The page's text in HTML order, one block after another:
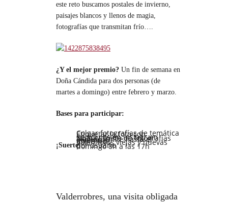
este reto buscamos postales de invierno,
paisajes blancos y llenos de magia,
fotografías que transmitan frío….
¿Y el mejor premio? Un fin de semana en
Doña Cándida para dos personas (de
martes a domingo) entre febrero y marzo.
Bases para participar:
Colgar fotografías de temática
invernal.
Seguirnos en Instagram
Etiquetar la foto con
#hiverndc
No hay límite de fotografías
por usuario
Valen fotos viejas y nuevas
Tiempo límite hasta el
domingo 8h a las 17h
¡Suerte!
Valderrobres, una visita obligada